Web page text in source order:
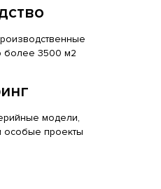
более 3500 м2
модели,
особые проекты